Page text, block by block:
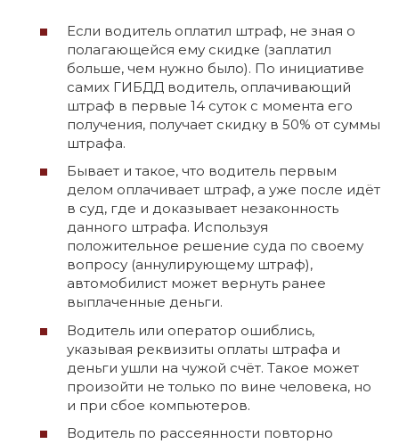
Если водитель оплатил штраф, не зная о
полагающейся ему скидке (заплатил
больше, чем нужно было). По инициативе
самих ГИБДД водитель, оплачивающий
штраф в первые 14 суток с момента его
получения, получает скидку в 50% от суммы
штрафа.
Бывает и такое, что водитель первым
делом оплачивает штраф, а уже после идёт
в суд, где и доказывает незаконность
данного штрафа. Используя
положительное решение суда по своему
вопросу (аннулирующему штраф),
автомобилист может вернуть ранее
выплаченные деньги.
Водитель или оператор ошиблись,
указывая реквизиты оплаты штрафа и
деньги ушли на чужой счёт. Такое может
произойти не только по вине человека, но
и при сбое компьютеров.
Водитель по рассеянности повторно